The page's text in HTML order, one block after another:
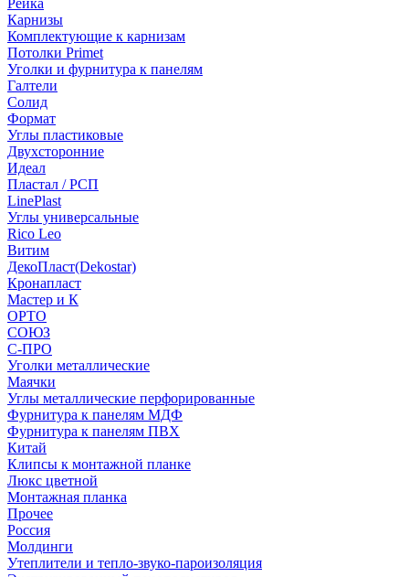
Рейка
Карнизы
Комплектующие к карнизам
Потолки Primet
Уголки и фурнитура к панелям
Галтели
Солид
Формат
Углы пластиковые
Двухсторонние
Идеал
Пластал / РСП
LinePlast
Углы универсальные
Rico Leo
Витим
ДекоПласт(Dekostar)
Кронапласт
Мастер и К
ОРТО
СОЮЗ
С-ПРО
Уголки металлические
Маячки
Углы металлические перфорированные
Фурнитура к панелям МДФ
Фурнитура к панелям ПВХ
Китай
Клипсы к монтажной планке
Люкс цветной
Монтажная планка
Прочее
Россия
Молдинги
Утеплители и тепло-звуко-пароизоляция